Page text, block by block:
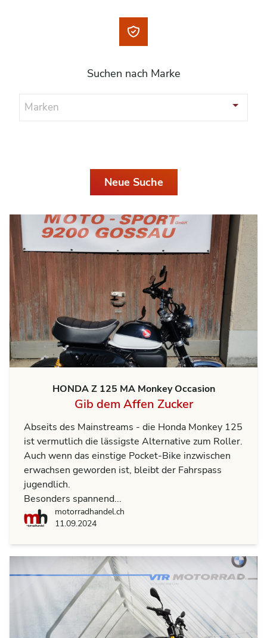
Suchen nach Marke
Marken
Neue Suche
HONDA Z 125 MA Monkey Occasion
Gib dem Affen Zucker
Abseits des Mainstreams - die Honda Monkey 125
ist vermutlich die lässigste Alternative zum Roller.
Auch wenn das einstige Pocket-Bike inzwischen
erwachsen geworden ist, bleibt der Fahrspass
jugendlich.
Besonders spannend...
motorradhandel.ch
motorradhandel.ch
11.09.2024